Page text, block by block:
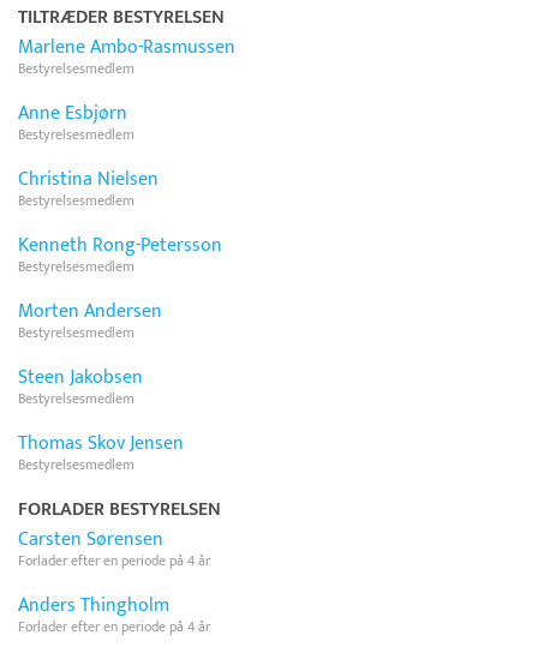
TILTRÆDER BESTYRELSEN
Marlene Ambo-Rasmussen
Bestyrelsesmedlem
Anne Esbjørn
Bestyrelsesmedlem
Christina Nielsen
Bestyrelsesmedlem
Kenneth Rong-Petersson
Bestyrelsesmedlem
Morten Andersen
Bestyrelsesmedlem
Steen Jakobsen
Bestyrelsesmedlem
Thomas Skov Jensen
Bestyrelsesmedlem
FORLADER BESTYRELSEN
Carsten Sørensen
Forlader efter en periode på 4 år
Anders Thingholm
Forlader efter en periode på 4 år